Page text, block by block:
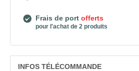
Frais de port offerts
pour l'achat de 2 produits
INFOS TÉLÉCOMMANDE